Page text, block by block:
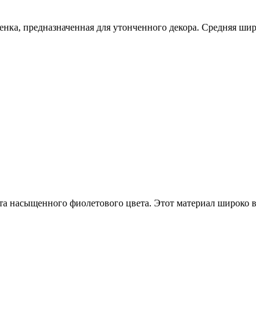
предназначенная для утонченного декора. Средняя
фиолетового цвета. Этот материал широко